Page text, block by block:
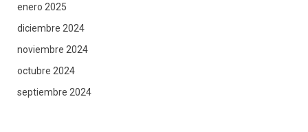
enero 2025
diciembre 2024
noviembre 2024
octubre 2024
septiembre 2024